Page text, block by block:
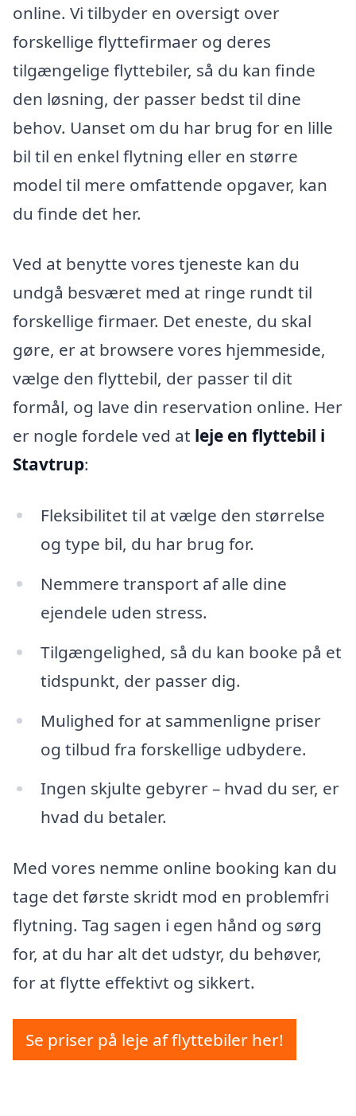
online. Vi tilbyder en oversigt over
forskellige flyttefirmaer og deres
tilgængelige flyttebiler, så du kan finde
den løsning, der passer bedst til dine
behov. Uanset om du har brug for en lille
bil til en enkel flytning eller en større
model til mere omfattende opgaver, kan
du finde det her.
Ved at benytte vores tjeneste kan du
undgå besværet med at ringe rundt til
forskellige firmaer. Det eneste, du skal
gøre, er at browsere vores hjemmeside,
vælge den flyttebil, der passer til dit
formål, og lave din reservation online. Her
er nogle fordele ved at leje en flyttebil i
Stavtrup:
Fleksibilitet til at vælge den størrelse
og type bil, du har brug for.
Nemmere transport af alle dine
ejendele uden stress.
Tilgængelighed, så du kan booke på et
tidspunkt, der passer dig.
Mulighed for at sammenligne priser
og tilbud fra forskellige udbydere.
Ingen skjulte gebyrer – hvad du ser, er
hvad du betaler.
Med vores nemme online booking kan du
tage det første skridt mod en problemfri
flytning. Tag sagen i egen hånd og sørg
for, at du har alt det udstyr, du behøver,
for at flytte effektivt og sikkert.
Se priser på leje af flyttebiler her!